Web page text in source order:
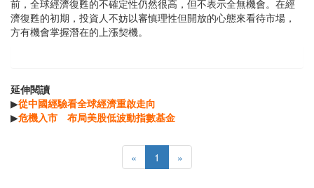
前，全球經濟復甦的不確定性仍然很高，但不表示全無機會。在經
濟復甦的初期，投資人不妨以審慎理性但開放的心態來看待市場，
方有機會掌握潛在的上漲契機。
延伸閱讀
▶從中國經驗看全球經濟重啟走向
▶危機入市 布局美股低波動指數基金
« 1 »